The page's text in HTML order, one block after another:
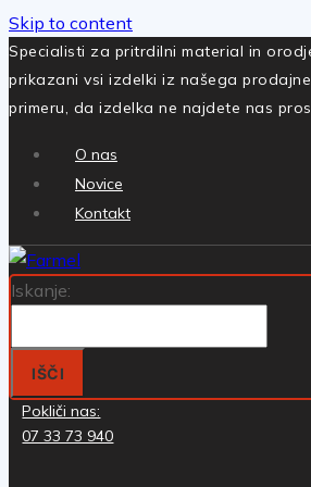
Skip to content
Specialisti za pritrdilni material in
prikazani vsi izdelki iz našega
primeru, da izdelka ne najdete nas
O nas
Novice
Kontakt
Iskanje:
IŠČI
Pokliči nas:
07 33 73 940